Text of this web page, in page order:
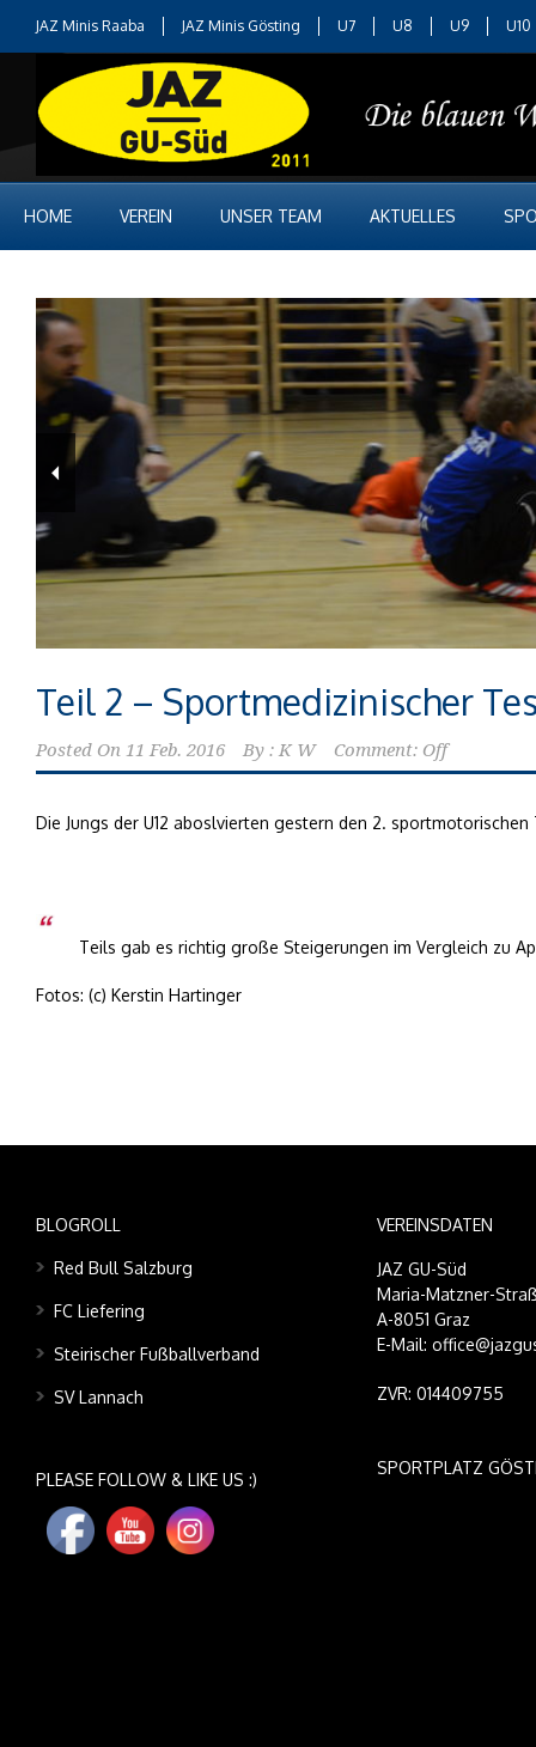
JAZ Minis Raaba JAZ Minis Gösting U7 U8 U9 U10
HOME VEREIN UNSER TEAM AKTUELLES
Teil 2 – Sportmedizinischer
Posted On 11 Feb. 2016 By : K W Comment: Off
Die Jungs der U12 aboslvierten gestern den 2. sportmotorischen
Teils gab es richtig große Steigerungen im Vergleich zu
Fotos: (c) Kerstin Hartinger
BLOGROLL
Red Bull Salzburg
FC Liefering
Steirischer Fußballverband
SV Lannach
PLEASE FOLLOW & LIKE US :)
VEREINSDATEN
JAZ GU-Süd
Maria-Matzner-
A-8051 Graz
E-Mail:
ZVR: 014409755
SPORTPLATZ